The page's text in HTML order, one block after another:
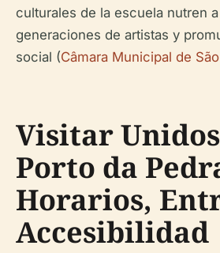
culturales de la escuela nutren
generaciones de artistas y
social (Câmara Municipal de
Visitar
Porto da
Horarios,
Accesibilidad